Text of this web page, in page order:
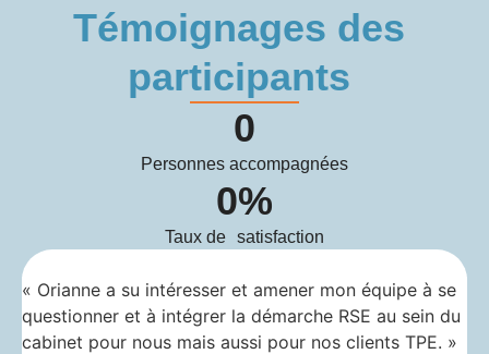
Témoignages des
participants
Personnes accompagnées
0
Taux de satisfaction
0%
« Orianne a su intéresser et amener mon équipe à se
questionner et à intégrer la démarche RSE au sein du
cabinet pour nous mais aussi pour nos clients TPE. »